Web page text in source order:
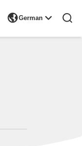
German 